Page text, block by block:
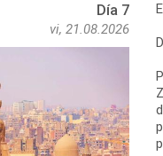
Día 7
vi, 21.08.2026